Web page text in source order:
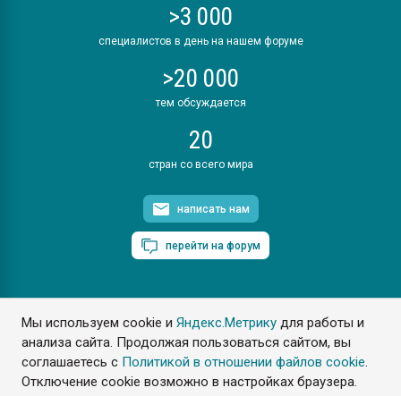
Мы используем cookie иЯндекс.Метрику для работы и
анализа сайта. Продолжая пользоваться сайтом, вы
соглашаетесь с Политикой в отношении файлов cookie.
Отключение cookie возможно в настройках браузера.
>3 000
специалистов в день на нашем форуме
>20 000
тем обсуждается
20
стран со всего мира
написать нам
перейти на форум
ПластЭксперт © 2006. Все права защищены
Разрешается копирование материалов сайта с обязательной
ссылкой на www.e-plastic.ru
Разработка сайта